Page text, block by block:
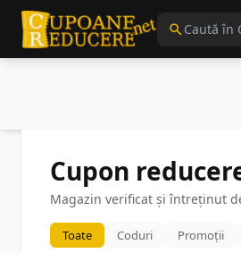
Cupon
Magazin verificat și întreținut
Toate Coduri Promoții